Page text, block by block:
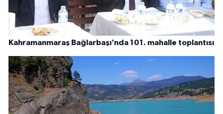
Kahramanmaraş Bağlarbaşı’nda 101. mahalle toplantısı